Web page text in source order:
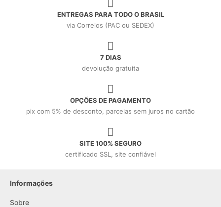
ENTREGAS PARA TODO O BRASIL
via Correios (PAC ou SEDEX)
7 DIAS
devolução gratuita
OPÇÕES DE PAGAMENTO
pix com 5% de desconto, parcelas sem juros no cartão
SITE 100% SEGURO
certificado SSL, site confiável
Informações
Sobre